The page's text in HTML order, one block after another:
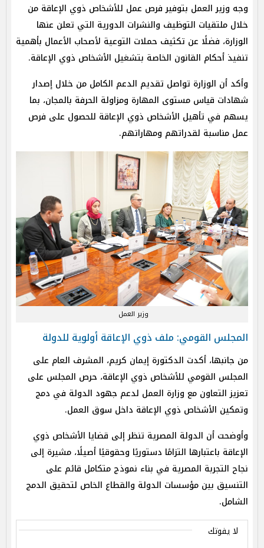
وجه وزير العمل بتوفير فرص عمل للأشخاص ذوي الإعاقة من
خلال ملتقيات التوظيف والنشرات الدورية التي تعلن عنها
الوزارة، فضلًا عن تكثيف حملات التوعية لأصحاب الأعمال بأهمية
تنفيذ أحكام القانون الخاصة بتشغيل الأشخاص ذوي الإعاقة.
وأكد أن الوزارة تواصل تقديم الدعم الكامل من خلال إصدار
شهادات قياس مستوى المهارة ومزاولة الحرفة بالمجان، بما
يسهم في تأهيل الأشخاص ذوي الإعاقة للحصول على فرص
عمل مناسبة لقدراتهم ومهاراتهم.
وزير العمل
المجلس القومي: ملف ذوي الإعاقة أولوية للدولة
من جانبها، أكدت الدكتورة إيمان كريم، المشرف العام على
المجلس القومي للأشخاص ذوي الإعاقة، حرص المجلس على
تعزيز التعاون مع وزارة العمل لدعم جهود الدولة في دمج
وتمكين الأشخاص ذوي الإعاقة داخل سوق العمل.
وأوضحت أن الدولة المصرية تنظر إلى قضايا الأشخاص ذوي
الإعاقة باعتبارها التزامًا دستوريًا وحقوقيًا أصيلًا، مشيرة إلى
نجاح التجربة المصرية في بناء نموذج متكامل قائم على
التنسيق بين مؤسسات الدولة والقطاع الخاص لتحقيق الدمج
الشامل.
لا يفوتك